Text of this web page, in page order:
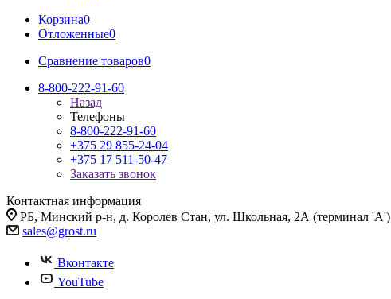
Корзина0
Отложенные0
Сравнение товаров0
8-800-222-91-60
Назад
Телефоны
8-800-222-91-60
+375 29 855-24-04
+375 17 511-50-47
Заказать звонок
Контактная информация
РБ, Минский р-н, д. Королев Стан, ул. Школьная, 2А (терминал 'А')
sales@grost.ru
Вконтакте
YouTube